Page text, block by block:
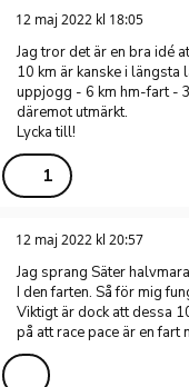
12 maj 2022 kl 18:05
Jag tror det är en bra idé
10 km är kanske i längsta
uppjogg - 6 km hm-fart -
däremot utmärkt.
Lycka till!
1
12 maj 2022 kl 20:57
Jag sprang Säter
I den farten. Så för mig
Viktigt är dock att dessa
på att race pace är en fart